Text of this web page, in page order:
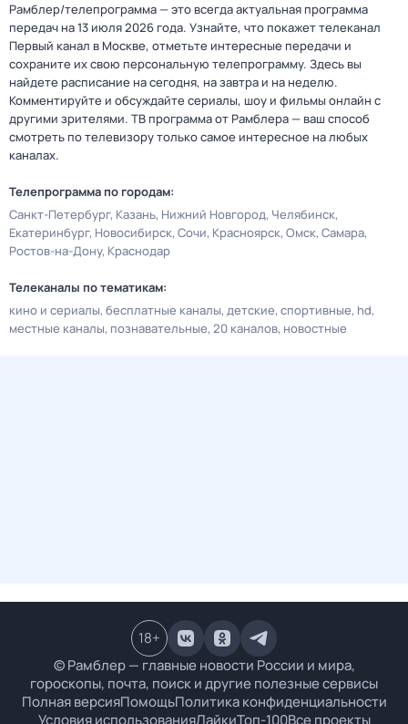
Рамблер/телепрограмма — это всегда актуальная программа
передач на 13 июля 2026 года. Узнайте, что покажет телеканал
Первый канал в Москве, отметьте интересные передачи и
сохраните их свою персональную телепрограмму. Здесь вы
найдете расписание на сегодня, на завтра и на неделю.
Комментируйте и обсуждайте сериалы, шоу и фильмы онлайн с
другими зрителями. ТВ программа от Рамблера — ваш способ
смотреть по телевизору только самое интересное на любых
каналах.
Телепрограмма по городам:
Санкт-Петербург Казань Нижний Новгород Челябинск
Екатеринбург Новосибирск Сочи Красноярск Омск Самара
Ростов-на-Дону Краснодар
Телеканалы по тематикам:
кино и сериалы бесплатные каналы детские спортивные hd
местные каналы познавательные 20 каналов новостные
© Рамблер — главные новости России и мира,
гороскопы, почта, поиск и другие полезные сервисы
Полная версияПомощьПолитика конфиденциальности
Условия использованияЛайкиТоп-100Все проекты
18+